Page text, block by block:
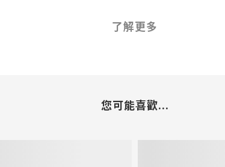
了解更多
您可能喜歡...